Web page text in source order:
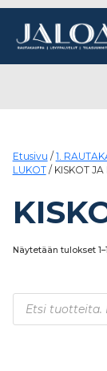
Etusivu / 1.
LUKOT/ KISKOT JA
Näytetään tulokset
Products search